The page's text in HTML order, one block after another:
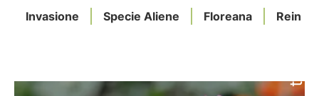
Invasione Specie Aliene Floreana